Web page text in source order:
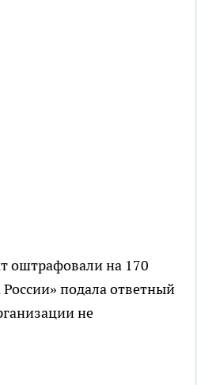
оштрафовали на 170
подала ответный
не